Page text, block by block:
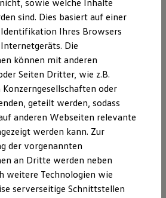
zu Ihrem ID.
und R Experience
visit
Kollektion
Drop
AG
km; CO₂-Emission kombiniert: 0 g/km;
gezeigten Fahrzeuge und
in einzelnen Details vom aktuellen
abweichen. Abgebildet sind
der Fahrzeuge gegen
unseren Konfigurator für eine
verfügbaren Modelle und Ausstattungen.
und Emissionswerte beziehen
Fahrzeug und sind nicht Bestandteil
sowie welche Inhalte
sind. Dies basiert auf einer
Ihres Browsers
Die
können mit anderen
Seiten Dritter, wie z.B.
Konzerngesellschaften oder
geteilt werden, sodass
anderen Webseiten relevante
werden kann. Zur
der vorgenannten
an Dritte werden neben
weitere Technologien wie
serverseitige Schnittstellen